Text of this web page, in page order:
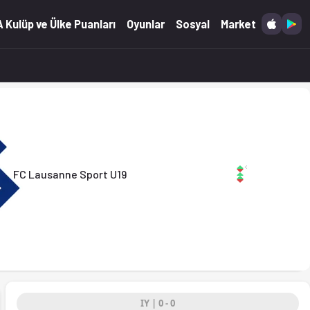
Kulüp ve Ülke Puanları Oyunlar Sosyal Market
FC Lausanne Sport U19
IY | 0 - 0